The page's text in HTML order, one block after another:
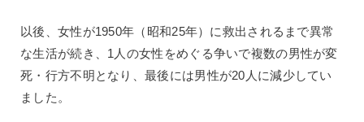
以後、女性が1950年（昭和25年）に救出されるまで異常
な生活が続き、1人の女性をめぐる争いで複数の男性が変
死・行方不明となり、最後には男性が20人に減少してい
ました。